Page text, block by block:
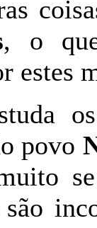
, o
estes
povo